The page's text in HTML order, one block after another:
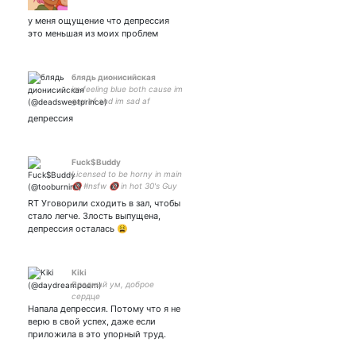
у меня ощущение что депрессия
это меньшая из моих проблем
блядь дионисийская
im feeling blue both cause im
gay af and im sad af
депрессия
Fuck$Buddy
Licensed to be horny in main
🔞 #nsfw 🔞 in hot 30's Guy
RT Уговорили сходить в зал, чтобы
стало легче. Злость выпущена,
депрессия осталась 😩
Kiki
Вредный ум, доброе
сердце
Напала депрессия. Потому что я не
верю в свой успех, даже если
приложила в это упорный труд.